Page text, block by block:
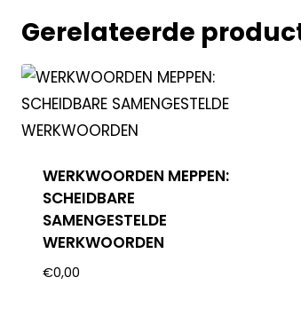
Gerelateerde
WERKWOORDEN MEPPEN:
SCHEIDBARE
SAMENGESTELDE
WERKWOORDEN
€0,00